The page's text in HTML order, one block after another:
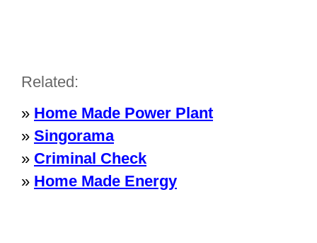
Related:
» Home Made Power Plant
» Singorama
» Criminal Check
» Home Made Energy